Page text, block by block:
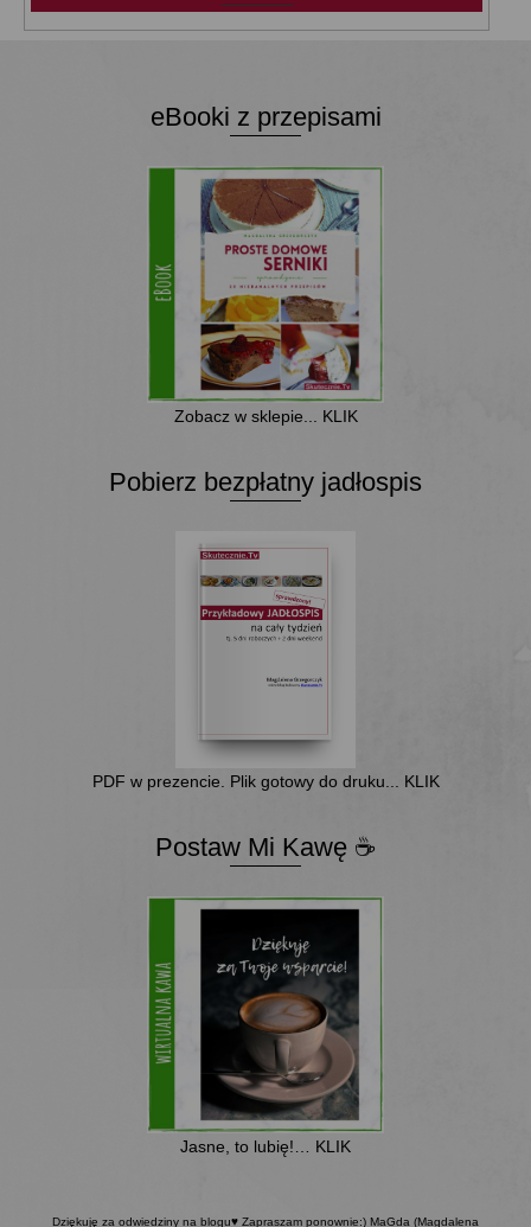
eBooki z przepisami
Zobacz w sklepie... KLIK
Pobierz bezpłatny jadłospis
PDF w prezencie. Plik gotowy do druku... KLIK
Postaw Mi Kawę ☕
Jasne, to lubię!… KLIK
Dziękuję za odwiedziny na blogu♥ Zapraszam ponownie:) MaGda (Magdalena